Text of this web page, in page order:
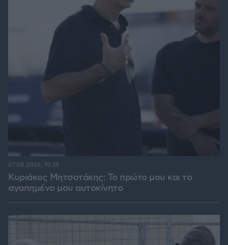
Κυριάκος Μητσοτάκης: Το πρώτο μου και το
αγαπημένο μου αυτοκίνητο
07.08.2026, 19:39